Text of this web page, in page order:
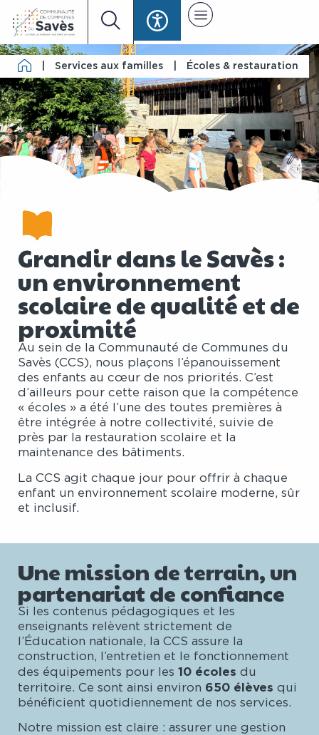
Services aux familles Écoles & restauration
Grandir dans le Savès :
un environnement
scolaire de qualité et de
proximité
Au sein de la Communauté de Communes du
Savès (CCS), nous plaçons l’épanouissement
des enfants au cœur de nos priorités. C’est
d’ailleurs pour cette raison que la compétence
« écoles » a été l’une des toutes premières à
être intégrée à notre collectivité, suivie de
près par la restauration scolaire et la
maintenance des bâtiments.
La CCS agit chaque jour pour offrir à chaque
enfant un environnement scolaire moderne, sûr
et inclusif.
Une mission de terrain, un
partenariat de confiance
Si les contenus pédagogiques et les
enseignants relèvent strictement de
l’Éducation nationale, la CCS assure la
construction, l’entretien et le fonctionnement
des équipements pour les 10 écoles du
territoire. Ce sont ainsi environ 650 élèves qui
bénéficient quotidiennement de nos services.
Notre mission est claire : assurer une gestion